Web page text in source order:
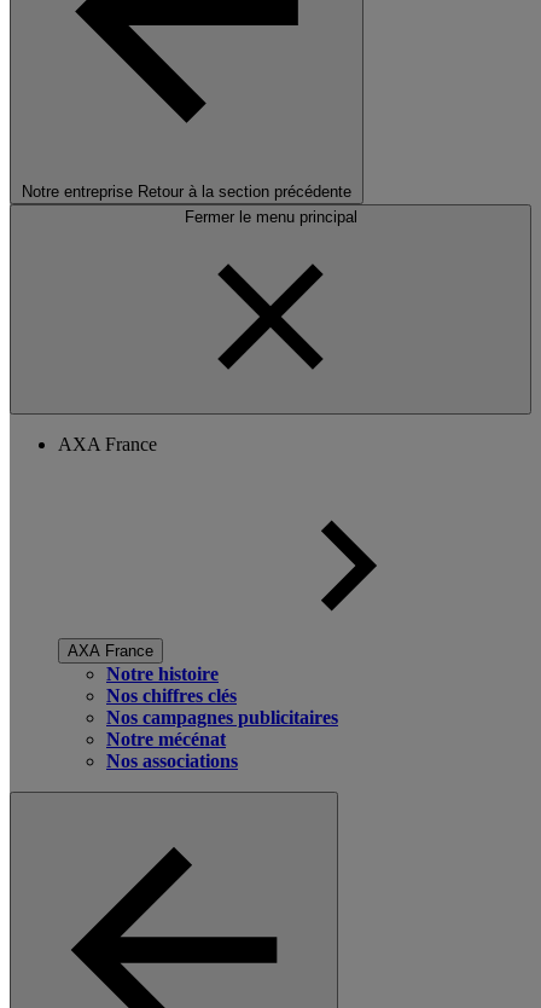
Notre entreprise Retour à la section précédente
Fermer le menu principal
AXA France
AXA France
Notre histoire
Nos chiffres clés
Nos campagnes publicitaires
Notre mécénat
Nos associations